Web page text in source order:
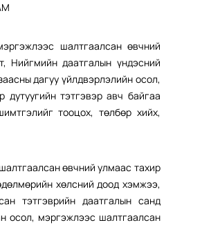
шалтгаалсан өвчний
Нийгмийн даатгалын үндэсний
дагуу үйлдвэрлэлийн осол,
тэтгэвэр авч байгаа
тооцох, төлбөр хийх,
өвчний улмаас тахир
хөлсний доод хэмжээ,
тэтгэврийн даатгалын санд
осол, мэргэжлээс шалтгаалсан